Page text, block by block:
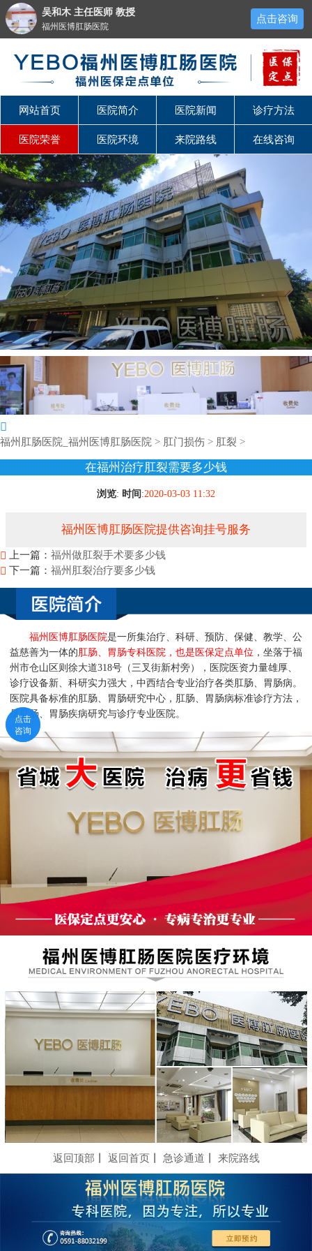
网站首页 医院简介 医院新闻 诊疗方法
医院荣誉 医院环境 来院路线 在线咨询
福州肛肠医院_福州医博肛肠医院 > 肛门损伤 > 肛裂 >
在福州治疗肛裂需要多少钱
浏览: 时间 :2020-03-03 11:32
福州医博肛肠医院提供咨询挂号服务
上一篇： 福州做肛裂手术要多少钱
下一篇： 福州肛裂治疗要多少钱
福州医博肛肠医院是一所集治疗、科研、预防、保健、教学、公
益慈善为一体的 肛肠、胃肠专科医院，也是医保定点单位 ，坐落于福
州市仓山区则徐大道318号（三叉街新村旁），医院医资力量雄厚、
诊疗设备新、科研实力强大，中西结合专业治疗各类肛肠、胃肠病。
医院具备标准的肛肠、胃肠研究中心，肛肠、胃肠病标准诊疗方法，
是肛肠、胃肠疾病研究与诊疗专业医院。
返回顶部 返回首页丨 急诊通道 来院路线
点击
咨询
点击
咨询
吴和木 主任医师 教授
福州医博肛肠医院
点击咨询